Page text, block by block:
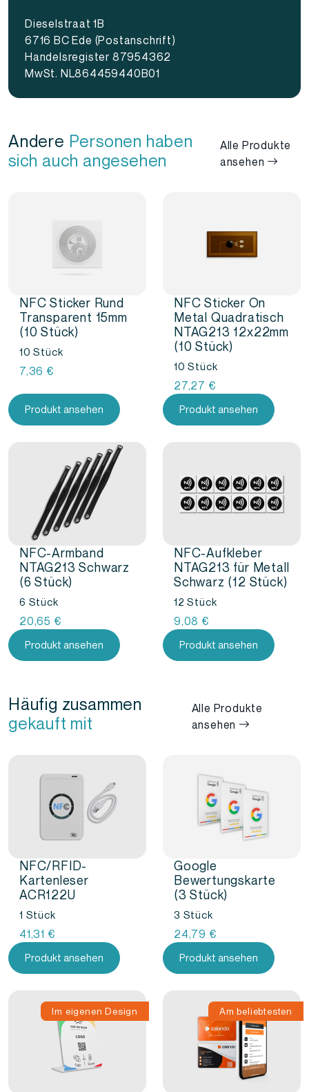
Dieselstraat 1B
6716 BC Ede (Postanschrift)
Handelsregister 87954362
MwSt. NL864459440B01
Andere Personen haben
sich auch angesehen
Alle Produkte
ansehen
NFC Sticker Rund
Transparent 15mm
(10 Stück)
10 Stück
7,36 €
Produkt ansehen
NFC Sticker On
Metal Quadratisch
NTAG213 12x22mm
(10 Stück)
10 Stück
27,27 €
Produkt ansehen
NFC-Armband
NTAG213 Schwarz
(6 Stück)
6 Stück
20,65 €
Produkt ansehen
NFC-Aufkleber
NTAG213 für Metall
Schwarz (12 Stück)
12 Stück
9,08 €
Produkt ansehen
Häufig zusammen
gekauft mit
Alle Produkte
ansehen
NFC/RFID-
Kartenleser
ACR122U
1 Stück
41,31 €
Produkt ansehen
Google
Bewertungskarte
(3 Stück)
3 Stück
24,79 €
Produkt ansehen
Im eigenen Design Am beliebtesten